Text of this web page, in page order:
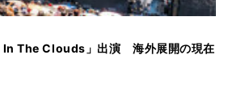
In The Clouds」出演 海外展開の現在